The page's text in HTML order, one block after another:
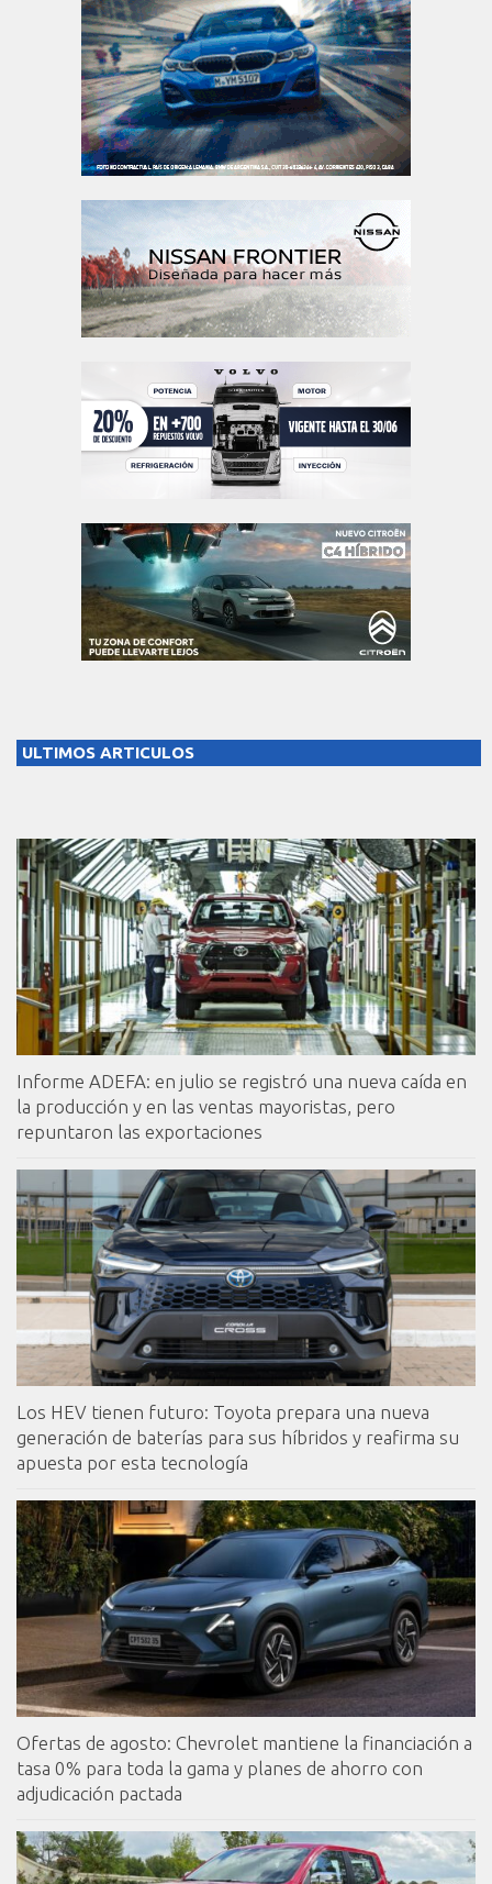
ULTIMOS ARTICULOS
Informe ADEFA: en julio se registró una nueva caída en
la producción y en las ventas mayoristas, pero
repuntaron las exportaciones
Los HEV tienen futuro: Toyota prepara una nueva
generación de baterías para sus híbridos y reafirma su
apuesta por esta tecnología
Ofertas de agosto: Chevrolet mantiene la financiación a
tasa 0% para toda la gama y planes de ahorro con
adjudicación pactada